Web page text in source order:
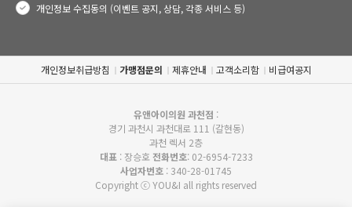
개인정보 수집동의 (이벤트 공지, 상담, 각종 서비스 등)
개인정보취급방침 가맹점문의 제휴안내 고객소리함 비급여공지
유앤아이의원 과천점 :
경기 과천시 과천대로 111 (갈현동)
과천 렉서 2층
대표: 장승호전화번호: 02-6954-7233
사업자번호 : 340-28-01745
Copyright ⓒ YOU&I all rights reserved